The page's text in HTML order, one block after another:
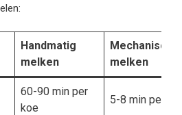
Handmatig
melken
Mechanisch
melken
60-90 min per
koe
5-8 min per